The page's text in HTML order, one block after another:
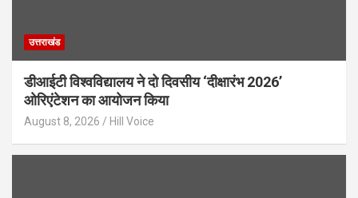
उत्तराखंड
डीआईटी विश्वविद्यालय ने दो दिवसीय ‘दीक्षारंभ 2026’
ओरिएंटेशन का आयोजन किया
August 8, 2026 Hill Voice